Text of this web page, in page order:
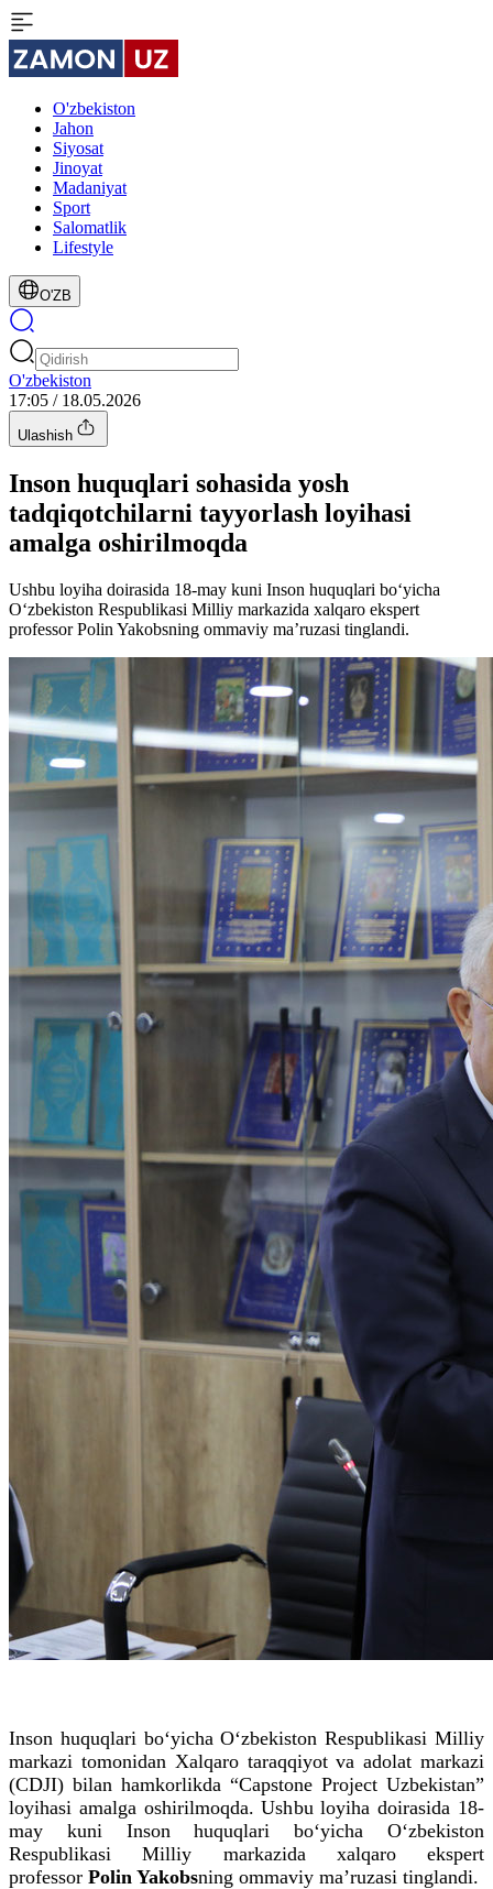
O'zbekiston
Jahon
Siyosat
Jinoyat
Madaniyat
Sport
Salomatlik
Lifestyle
O'ZB
O'zbekiston
17:05 / 18.05.2026
Ulashish
Inson huquqlari sohasida yosh
tadqiqotchilarni tayyorlash loyihasi
amalga oshirilmoqda
Ushbu loyiha doirasida 18-may kuni Inson huquqlari bo‘yicha
O‘zbekiston Respublikasi Milliy markazida xalqaro ekspert
professor Polin Yakobsning ommaviy maʼruzasi tinglandi.
Inson huquqlari bo‘yicha O‘zbekiston Respublikasi Milliy
markazi tomonidan Xalqaro taraqqiyot va adolat markazi
(CDJI) bilan hamkorlikda “Capstone Project Uzbekistan”
loyihasi amalga oshirilmoqda. Ushbu loyiha doirasida 18-
may kuni Inson huquqlari bo‘yicha O‘zbekiston
Respublikasi Milliy markazida xalqaro ekspert
professor Polin Yakobsning ommaviy maʼruzasi tinglandi.